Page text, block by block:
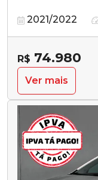
2021/2022
R$ 74.980
Ver mais